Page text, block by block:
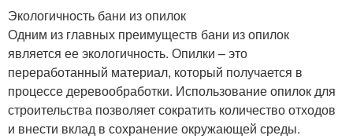
Экологичность бани из опилок
Одним из главных преимуществ бани из опилок
является ее экологичность. Опилки – это
переработанный материал, который получается в
процессе деревообработки. Использование опилок для
строительства позволяет сократить количество отходов
и внести вклад в сохранение окружающей среды.